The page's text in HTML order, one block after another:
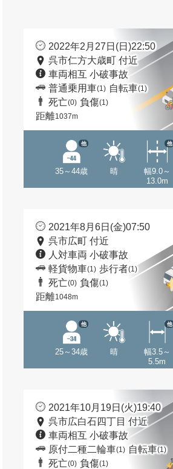
2022年2月27日(日)22:50
呉市仁方大歳町 付近
車両相互 小破事故
普通乗用車(1) 自転車(1)
死亡(0) 負傷(1)
距離1037m
35～44歳
他
晴
幅9.0～
13.0m
他
2021年8月6日(金)07:50
呉市広町 付近
人対車両 小破事故
軽貨物車(1) 歩行者(1)
死亡(0) 負傷(1)
距離1048m
25～34歳
他
晴
幅3.5～
5.5m
他
2021年10月19日(火)19:40
呉市広白石四丁目 付近
車両相互 小破事故
原付二種二輪車(1) 自転車(1)
死亡(0) 負傷(1)